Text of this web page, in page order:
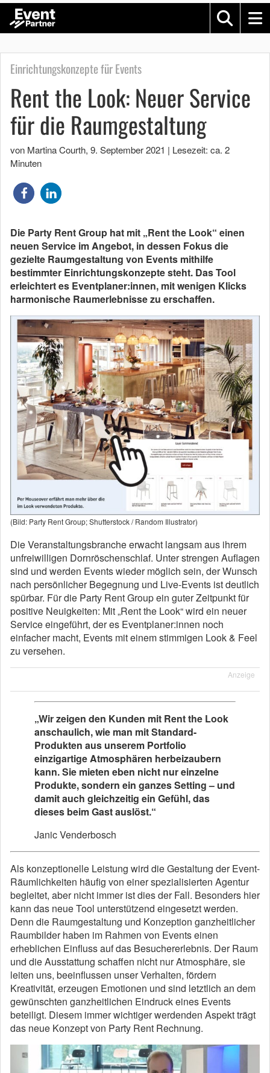
Einrichtungskonzepte für Events
Rent the Look: Neuer Service
für die Raumgestaltung
von Martina Courth, 9. September 2021 | Lesezeit: ca. 2
Minuten
Die Party Rent Group hat mit „Rent the Look“ einen
neuen Service im Angebot, in dessen Fokus die
gezielte Raumgestaltung von Events mithilfe
bestimmter Einrichtungskonzepte steht. Das Tool
erleichtert es Eventplaner:innen, mit wenigen Klicks
harmonische Raumerlebnisse zu erschaffen.
(Bild: Party Rent Group; Shutterstock / Random Illustrator)
Die Veranstaltungsbranche erwacht langsam aus ihrem
unfreiwilligen Dornröschenschlaf. Unter strengen Auflagen
sind und werden Events wieder möglich sein, der Wunsch
nach persönlicher Begegnung und Live-Events ist deutlich
spürbar. Für die Party Rent Group ein guter Zeitpunkt für
positive Neuigkeiten: Mit „Rent the Look“ wird ein neuer
Service eingeführt, der es Eventplaner:innen noch
einfacher macht, Events mit einem stimmigen Look & Feel
zu versehen.
Anzeige
„Wir zeigen den Kunden mit Rent the Look
anschaulich, wie man mit Standard-
Produkten aus unserem Portfolio
einzigartige Atmosphären herbeizaubern
kann. Sie mieten eben nicht nur einzelne
Produkte, sondern ein ganzes Setting – und
damit auch gleichzeitig ein Gefühl, das
dieses beim Gast auslöst.“
Janic Venderbosch
Als konzeptionelle Leistung wird die Gestaltung der Event-
Räumlichkeiten häufig von einer spezialisierten Agentur
begleitet, aber nicht immer ist dies der Fall. Besonders hier
kann das neue Tool unterstützend eingesetzt werden.
Denn die Raumgestaltung und Konzeption ganzheitlicher
Raumbilder haben im Rahmen von Events einen
erheblichen Einfluss auf das Besuchererlebnis. Der Raum
und die Ausstattung schaffen nicht nur Atmosphäre, sie
leiten uns, beeinflussen unser Verhalten, fördern
Kreativität, erzeugen Emotionen und sind letztlich an dem
gewünschten ganzheitlichen Eindruck eines Events
beteiligt. Diesem immer wichtiger werdenden Aspekt trägt
das neue Konzept von Party Rent Rechnung.